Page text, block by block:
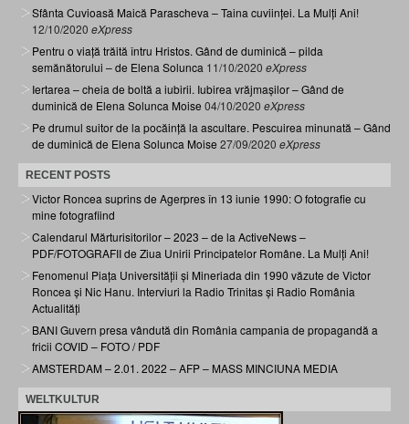
Sfânta Cuvioasă Maică Parascheva – Taina cuviinței. La Mulți Ani!
12/10/2020 eXpress
Pentru o viață trăită întru Hristos. Gând de duminică – pilda
semănătorului – de Elena Solunca 11/10/2020 eXpress
Iertarea – cheia de boltă a iubirii. Iubirea vrăjmașilor – Gând de
duminică de Elena Solunca Moise 04/10/2020 eXpress
Pe drumul suitor de la pocăință la ascultare. Pescuirea minunată – Gând
de duminică de Elena Solunca Moise 27/09/2020 eXpress
RECENT POSTS
Victor Roncea suprins de Agerpres în 13 iunie 1990: O fotografie cu
mine fotografiind
Calendarul Mărturisitorilor – 2023 – de la ActiveNews –
PDF/FOTOGRAFII de Ziua Unirii Principatelor Române. La Mulți Ani!
Fenomenul Piața Universității și Mineriada din 1990 văzute de Victor
Roncea și Nic Hanu. Interviuri la Radio Trinitas și Radio România
Actualități
BANI Guvern presa vândută din România campania de propagandă a
fricii COVID – FOTO / PDF
AMSTERDAM – 2.01. 2022 – AFP – MASS MINCIUNA MEDIA
WELTKULTUR